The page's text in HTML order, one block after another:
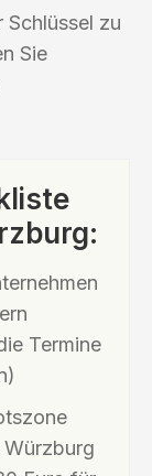
Schlüssel zu
Sie
Termine